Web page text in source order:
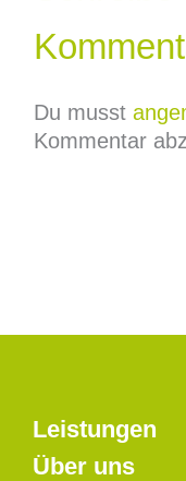
Du musst
Kommentar
Leistungen
Über uns